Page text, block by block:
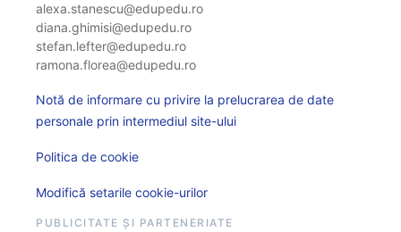
alexa.stanescu@edupedu.ro
diana.ghimisi@edupedu.ro
stefan.lefter@edupedu.ro
ramona.florea@edupedu.ro
Notă de informare cu privire la prelucrarea de date
personale prin intermediul site-ului
Politica de cookie
Modifică setarile cookie-urilor
PUBLICITATE ȘI PARTENERIATE